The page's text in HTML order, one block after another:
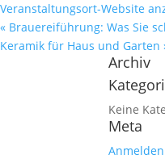
Veranstaltungsort-Website
« Brauereiführung: Was Sie
Keramik für Haus und Garten
Archiv
Keine
Meta
Anmelden